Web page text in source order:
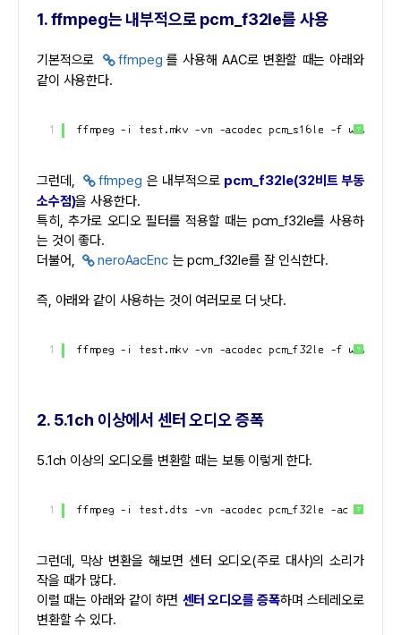
1. ffmpeg는 내부적으로 pcm_f32le를 사용
기본적으로 ffmpeg 를 사용해 AAC로 변환할 때는 아래와
같이 사용한다.
?
1 ffmpeg -i test.mkv -vn -acodec pcm_s16le -f wav -
그런데, ffmpeg 은 내부적으로 pcm_f32le(32비트 부동
소수점)을 사용한다.
특히, 추가로 오디오 필터를 적용할 때는 pcm_f32le를 사용하
는 것이 좋다.
더불어,
neroAacEnc 는 pcm_f32le를 잘 인식한다.
즉, 아래와 같이 사용하는 것이 여러모로 더 낫다.
?
1 ffmpeg -i test.mkv -vn -acodec pcm_f32le -f wav -
2. 5.1ch 이상에서 센터 오디오 증폭
5.1ch 이상의 오디오를 변환할 때는 보통 이렇게 한다.
?
1 ffmpeg -i test.dts -vn -acodec pcm_f32le -ac 2 -f
그런데, 막상 변환을 해보면 센터 오디오(주로 대사)의 소리가
작을 때가 많다.
이럴 때는 아래와 같이 하면 센터 오디오를 증폭하며 스테레오로
변환할 수 있다.